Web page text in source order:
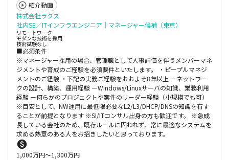
紹介動画
株式会社ラクス
社内SE／ITインフラエンジニア｜マネージャー候補（東京）
リモートワーク
モダンな技術を採用
技術試験なし
■必須条件
※マネージャー採用の場合、管理職として人事評価を伴うメンバーマネ
ジメントや育成のご経験を必須要件といたします。 ・ピープルマネジ
メントのご経験 ・下記の実務ご経験をおおよそ8年以上 ーネットワー
クの設計、構築、運用経験 ーWindows/Linuxサーバの知識、業務利用
経験 ー何らかのプロジェクトや案件のリーダー経験（小規模でも可）
※目安として、NW運用に最低限必要なL2/L3/DHCP/DNSの知識を有す
ることが前提となります ※SI/ITコンサル出身の方も歓迎です。 ※急成
長している会社のため、既存ルールに囚われず、常に最適なシステムを
求める熱意のある人をお招きしたいと思っております。
1,000万円〜1,300万円